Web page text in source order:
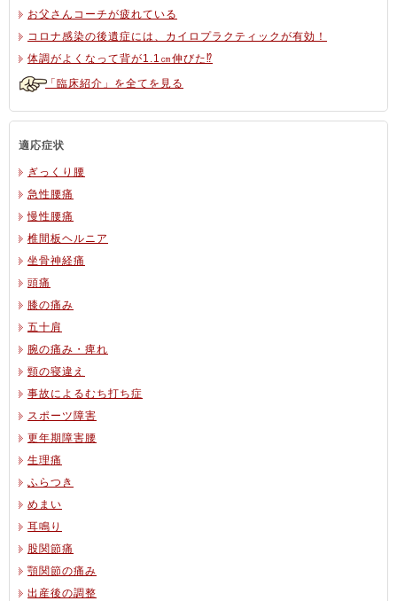
お父さんコーチが疲れている
コロナ感染の後遺症には、カイロプラクティックが有効！
体調がよくなって背が1.1㎝伸びた⁉
「臨床紹介」を全てを見る
適応症状
ぎっくり腰
急性腰痛
慢性腰痛
椎間板ヘルニア
坐骨神経痛
頭痛
膝の痛み
五十肩
腕の痛み・痺れ
頸の寝違え
事故によるむち打ち症
スポーツ障害
更年期障害腰
生理痛
ふらつき
めまい
耳鳴り
股関節痛
顎関節の痛み
出産後の調整